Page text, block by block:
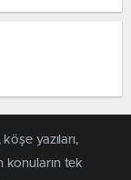
yazıları,
konuların tek